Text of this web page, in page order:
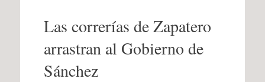
contenidoLas correrías de Zapatero
arrastran al Gobierno de
Sánchez